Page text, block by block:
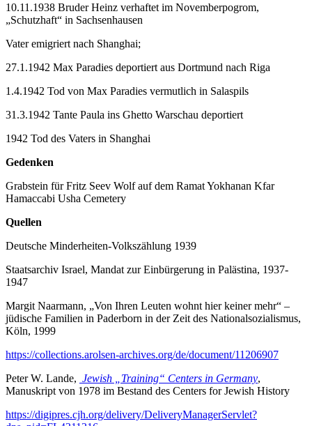
10.11.1938 Bruder Heinz verhaftet im Novemberpogrom,
„Schutzhaft“ in Sachsenhausen
Vater emigriert nach Shanghai;
27.1.1942 Max Paradies deportiert aus Dortmund nach Riga
1.4.1942 Tod von Max Paradies vermutlich in Salaspils
31.3.1942 Tante Paula ins Ghetto Warschau deportiert
1942 Tod des Vaters in Shanghai
Gedenken
Grabstein für Fritz Seev Wolf auf dem Ramat Yokhanan Kfar
Hamaccabi Usha Cemetery
Quellen
Deutsche Minderheiten-Volkszählung 1939
Staatsarchiv Israel, Mandat zur Einbürgerung in Palästina, 1937-
1947
Margit Naarmann, „Von Ihren Leuten wohnt hier keiner mehr“ –
jüdische Familien in Paderborn in der Zeit des Nationalsozialismus,
Köln, 1999
https://collections.arolsen-archives.org/de/document/11206907
Peter W. Lande, Jewish „Training“ Centers in Germany,
Manuskript von 1978 im Bestand des Centers for Jewish History
https://digipres.cjh.org/delivery/DeliveryManagerServlet?